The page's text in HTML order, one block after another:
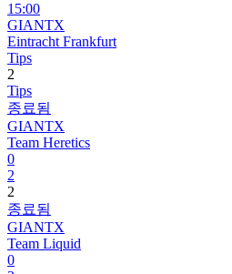
15:00
GIANTX
Eintracht Frankfurt
Tips
2
Tips
종료됨
GIANTX
Team Heretics
0
2
2
종료됨
GIANTX
Team Liquid
0